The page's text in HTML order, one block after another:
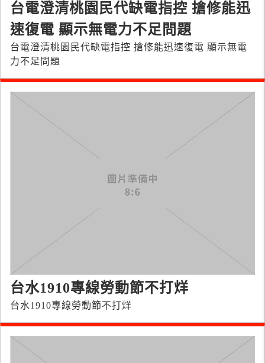
台電澄清桃園民代缺電指控 搶修能迅
速復電 顯示無電力不足問題
台電澄清桃園民代缺電指控 搶修能迅速復電 顯示無電
力不足問題
台水1910專線勞動節不打烊
台水1910專線勞動節不打烊